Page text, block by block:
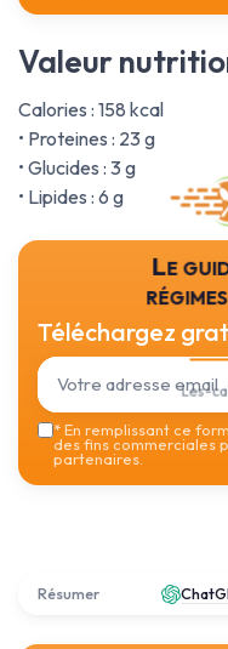
Valeur
Calories : 158 kcal
• Proteines : 23 g
• Glucides : 3 g
• Lipides : 6 g
Le
Les-
Téléchargez
*En remplissant ce
des fins commerciales
partenaires.
Résumer